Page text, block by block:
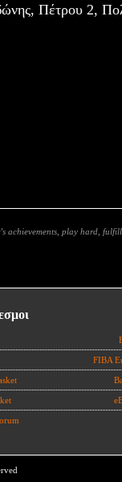
Πέτρου 2,
achievements, play hard,
FIBA